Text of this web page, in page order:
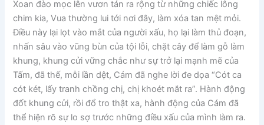
Xoan đào mọc lên vươn tán ra rộng từ những chiếc lông
chim kia, Vua thường lui tới nơi đây, làm xóa tan mệt mỏi.
Điều này lại lọt vào mắt của người xấu, họ lại làm thủ đoạn,
nhấn sâu vào vũng bùn của tội lỗi, chặt cây để làm gỗ làm
khung, khung cửi vững chắc như sự trở lại mạnh mẽ của
Tấm, đã thế, mỗi lần dệt, Cám đã nghe lời đe dọa “Cót ca
cót két, lấy tranh chồng chị, chị khoét mắt ra”. Hành động
đốt khung cửi, rồi đổ tro thật xa, hành động của Cám đã
thể hiện rõ sự lo sợ trước những điều xấu của mình làm ra.